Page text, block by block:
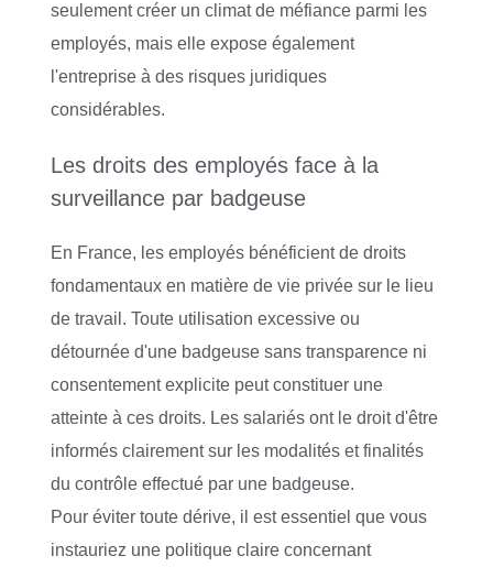
seulement créer un climat de méfiance parmi les
employés, mais elle expose également
l'entreprise à des risques juridiques
considérables.
Les droits des employés face à la
surveillance par badgeuse
En France, les employés bénéficient de droits
fondamentaux en matière de vie privée sur le lieu
de travail. Toute utilisation excessive ou
détournée d'une badgeuse sans transparence ni
consentement explicite peut constituer une
atteinte à ces droits. Les salariés ont le droit d'être
informés clairement sur les modalités et finalités
du contrôle effectué par une badgeuse.
Pour éviter toute dérive, il est essentiel que vous
instauriez une politique claire concernant